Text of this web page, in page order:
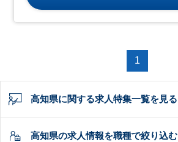
1
高知県に関する求人特集一覧を見る
高知県の求人情報を職種で絞り込む